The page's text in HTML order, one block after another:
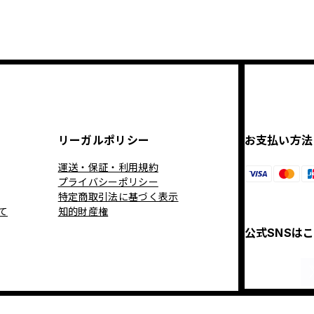
リーガルポリシー
運送・保証・利用規約
プライバシーポリシー
特定商取引法に基づく表示
知的財産権
お支払い方法
公式SNSは